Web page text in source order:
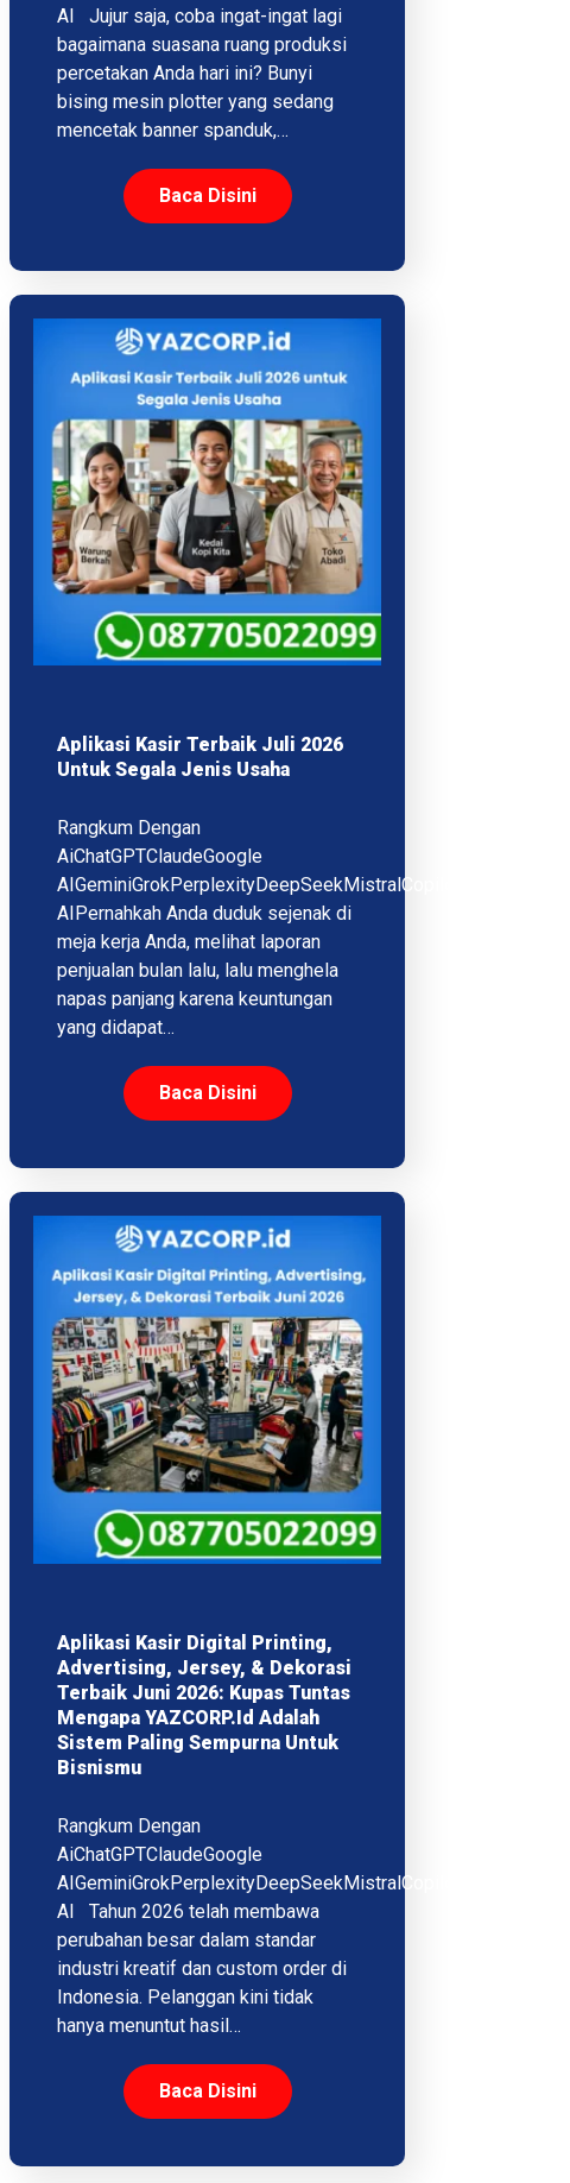
AI Jujur saja, coba ingat-ingat lagi
bagaimana suasana ruang produksi
percetakan Anda hari ini? Bunyi
bising mesin plotter yang sedang
mencetak banner spanduk,…
Baca Disini
Aplikasi Kasir Terbaik Juli 2026
Untuk Segala Jenis Usaha
Rangkum Dengan
AiChatGPTClaudeGoogle
AIGeminiGrokPerplexityDeepSeekMistralCopilotQwenMeta
AIPernahkah Anda duduk sejenak di
meja kerja Anda, melihat laporan
penjualan bulan lalu, lalu menghela
napas panjang karena keuntungan
yang didapat…
Baca Disini
Aplikasi Kasir Digital Printing,
Advertising, Jersey, & Dekorasi
Terbaik Juni 2026: Kupas Tuntas
Mengapa YAZCORP.id Adalah
Sistem Paling Sempurna Untuk
Bisnismu
Rangkum Dengan
AiChatGPTClaudeGoogle
AIGeminiGrokPerplexityDeepSeekMistralCopilotQwenMeta
AI Tahun 2026 telah membawa
perubahan besar dalam standar
industri kreatif dan custom order di
Indonesia. Pelanggan kini tidak
hanya menuntut hasil…
Baca Disini